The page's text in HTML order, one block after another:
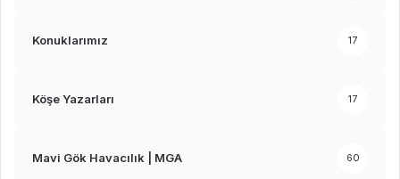
Konuklarımız 17
Köşe Yazarları 17
Mavi Gök Havacılık | MGA 60